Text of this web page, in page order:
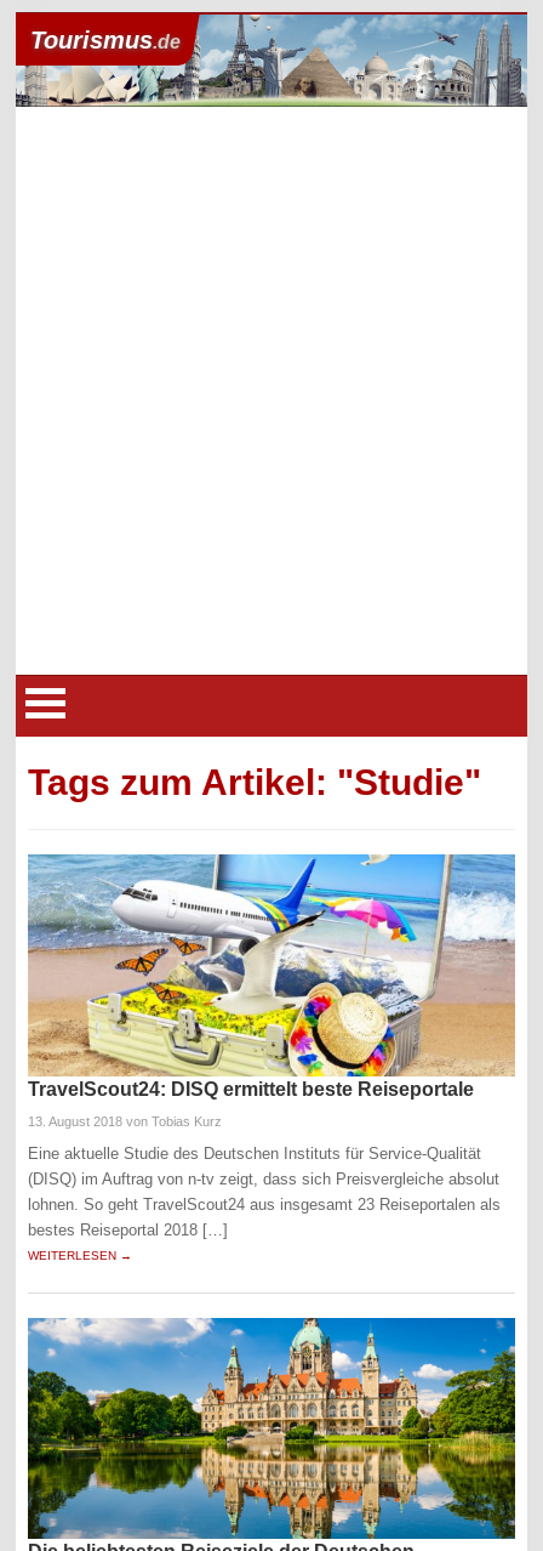
Tourismus.de
Tags zum Artikel: "Studie"
TravelScout24: DISQ ermittelt beste Reiseportale
13. August 2018 von Tobias Kurz
Eine aktuelle Studie des Deutschen Instituts für Service-Qualität
(DISQ) im Auftrag von n-tv zeigt, dass sich Preisvergleiche absolut
lohnen. So geht TravelScout24 aus insgesamt 23 Reiseportalen als
bestes Reiseportal 2018 […]
WEITERLESEN →